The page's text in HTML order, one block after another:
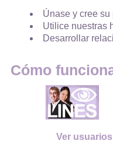
Únase y cree su
Utilice nuestras
Desarrollar
Cómo
Ver